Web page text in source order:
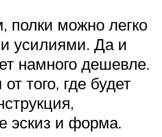
полки можно легко
усилиями. Да и
намного дешевле.
того, где будет
эскиз и форма.